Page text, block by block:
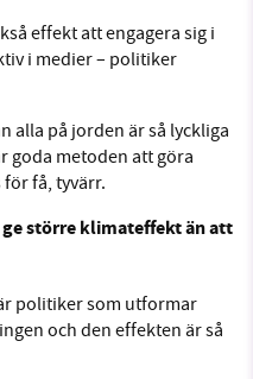
effekt att engagera sig i
i medier – politiker
alla på jorden är så lyckliga
goda metoden att göra
få, tyvärr.
större klimateffekt än att
politiker som utformar
och den effekten är så